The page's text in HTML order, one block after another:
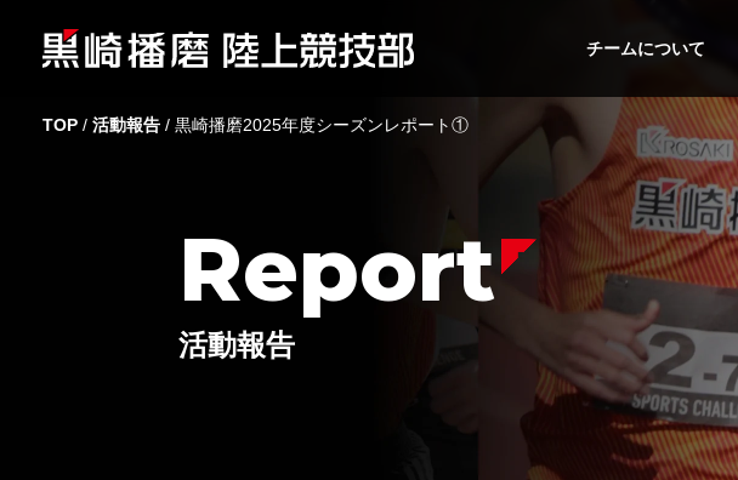
チームについて
TOP / 活動報告 / 黒崎播磨2025年度シーズンレポート①
Report
活動報告